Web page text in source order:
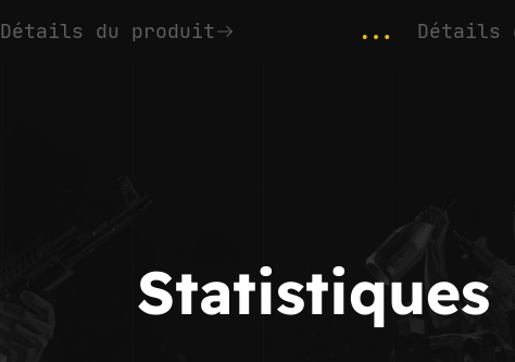
Détails du produit ... Détails
Statistiques